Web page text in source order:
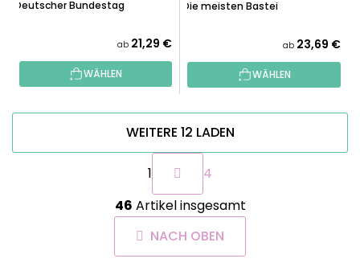
Deutscher Bundestag
ab 21,29 €
WÄHLEN
Die meisten Bastei
ab 23,69 €
WÄHLEN
S
t
e
u
e
WEITERE 12 LADEN
P
a
g
i
n
i
e
1
4
46 Artikel insgesamt
NACH OBEN